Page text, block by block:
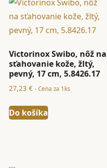
Victorinox Swibo, nôž na
sťahovanie kože, žltý,
pevný, 17 cm, 5.8426.17
27,23 € - Cena za 1ks
Do košíka